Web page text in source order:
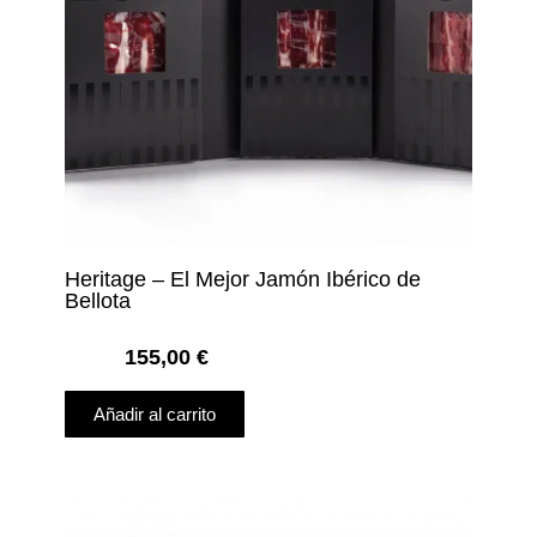
Heritage – El Mejor Jamón Ibérico de
Bellota
155,00 €
Añadir al carrito